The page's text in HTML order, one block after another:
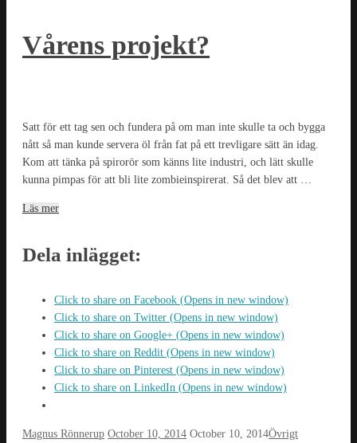
Vårens projekt?
Satt för ett tag sen och fundera på om man inte skulle ta och bygga
nått så man kunde servera öl från fat på ett trevligare sätt än idag.
Kom att tänka på spirorör som känns lite industri, och lätt skulle
kunna pimpas för att bli lite zombieinspirerat. Så det blev att …
Läs mer
Dela inlägget:
Click to share on Facebook (Opens in new window)
Click to share on Twitter (Opens in new window)
Click to share on Google+ (Opens in new window)
Click to share on Reddit (Opens in new window)
Click to share on Pinterest (Opens in new window)
Click to share on LinkedIn (Opens in new window)
Magnus Rönnerup October 10, 2014 October 10, 2014Övrigt